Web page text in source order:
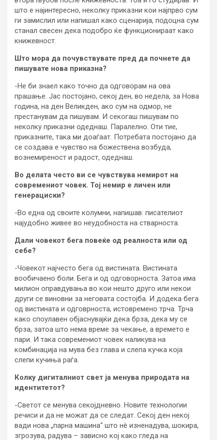
што е најинтересно, неколку приказни кои најпрво сум
ги замислил или напишал како сценарија, подоцна сум
станал свесен дека подобро ќе функционираат како
книжевност.
Што мора да почувствувате пред да почнете да
пишувате нова приказна?
-Не би знаел како точно да одговорам на ова
прашање. Јас постојано, секој ден, во недела, за Нова
година, на ден Великден, ако сум на одмор, не
престанувам да пишувам. И секогаш пишувам по
неколку приказни одеднаш. Паралелно. Оти тие,
приказните, така ми доаѓаат. Потребата постојано да
се создава е чувство на божествена возбуда,
вознемиреност и радост, одеднаш.
Во делата често ви се чувствува немирот на
современиот човек. Тој немир е личен или
генерациски?
-Во една од своите колумни, напишав: писателиот
најудобно живее во неудобноста на стварноста.
Дали човекот бега повеќе од реалноста или од
себе?
-Човекот најчесто бега од вистината. Вистината
вообичаено боли. Бега и од одговорноста. Затоа има
милион оправдувања во кои нешто друго или некои
други се виновни за неговата состојба. И додека бега
од вистината и одговрноста, истовремено трча. Трча
како споулавен објаснувајќи дека брза, дека му се
брза, затоа што нема време за чекање, а времето е
пари. И така современиот човек наликува на
комбинација на мува без глава и слепа кучка која
слепи кучиња раѓа.
Колку дигиталниот свет ја менува природата на
идентитетот?
-Светот се менува секојдневно. Новите технологии
речиси и да не можат да се следат. Секој ден некој
вади нова „парна машина“ што нè изненадува, шокира,
згрозува, радува – зависно кој како гледа на